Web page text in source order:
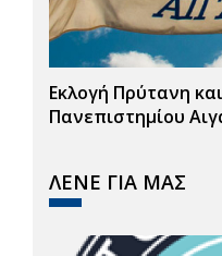
Εκλογή Πρύτανη
Πανεπιστημίου
ΛΕΝΕ ΓΙΑ ΜΑΣ